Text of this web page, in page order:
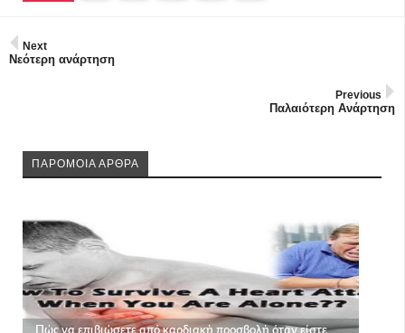
Next
Νεότερη ανάρτηση
Previous
Παλαιότερη Ανάρτηση
ΠΑΡΟΜΟΙΑ ΑΡΘΡΑ